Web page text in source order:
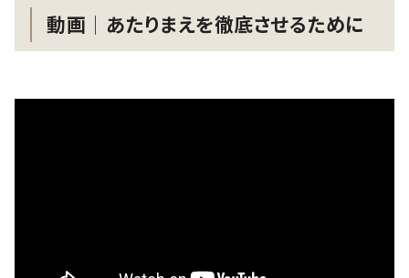
動画│あたりまえを徹底させるために